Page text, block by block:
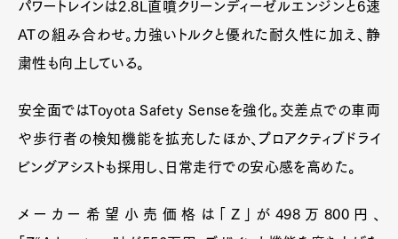
パワートレインは2.8L直噴クリーンディーゼルエンジンと6速
ATの組み合わせ。力強いトルクと優れた耐久性に加え、静
粛性も向上している。
安全面ではToyota Safety Senseを強化。交差点での車両
や歩行者の検知機能を拡充したほか、プロアクティブドライ
ビングアシストも採用し、日常走行での安心感を高めた。
メーカー希望小売価格は「Z」が498万800円、